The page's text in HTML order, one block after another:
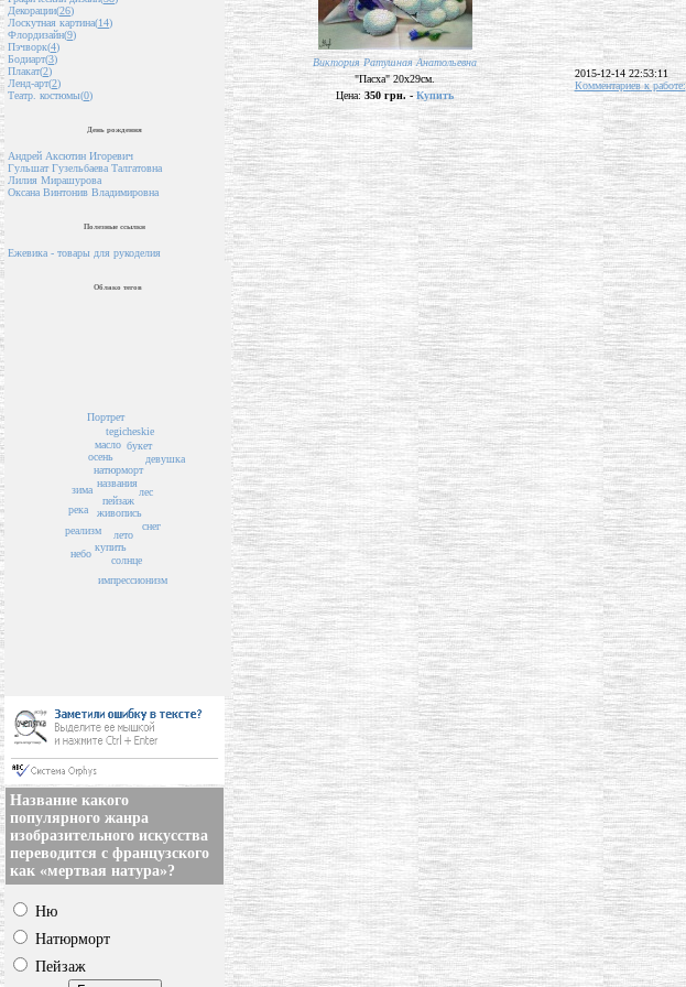
Декорации(26)
Лоскутная картина(14)
Флордизайн(9)
Пэчворк(4)
Бодиарт(3)
Плакат(2)
Ленд-арт(2)
Театр. костюмы(0)
День рождения
Андрей Аксютин Игоревич
Гульшат Гузельбаева Талгатовна
Лилия Мирашурова
Оксана Винтонив Владимировна
Полезные ссылки
Ежевика - товары для рукоделия
Облако тегов
пейзаж
названия
живопись
лето
натюрморт
купить
солнце
лес
зима
осень
букет
масло
река
снег
tegicheskie
реализм
небо
импрессионизм
Портрет
девушка
Название какого
популярного жанра
изобразительного искусства
переводится с французского
как «мертвая натура»?
Ню
Натюрморт
Пейзаж
Виктория Ратушная Анатольевна
"Пасха" 20х29см.
Цена: 350 грн. - Купить
2015-12-14 22:53:11
Комментариев к работе: